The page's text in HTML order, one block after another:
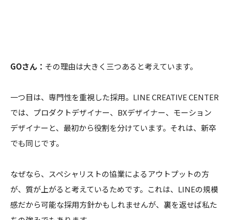
GOさん： その理由は大きく三つあると考えています。
一つ目は、専門性を重視した採用。LINE CREATIVE CENTER
では、プロダクトデザイナー、BXデザイナー、モーション
デザイナーと、最初から役割を分けています。それは、新卒
でも同じです。
なぜなら、スペシャリストの協業によるアウトプットの方
が、質が上がると考えているためです。これは、LINEの規模
感だから可能な採用方針かもしれませんが、裏を返せば私た